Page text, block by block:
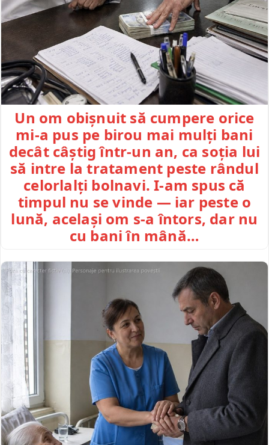
Un om obișnuit să cumpere orice
mi-a pus pe birou mai mulți bani
decât câștig într-un an, ca soția lui
să intre la tratament peste rândul
celorlalți bolnavi. I-am spus că
timpul nu se vinde — iar peste o
lună, același om s-a întors, dar nu
cu bani în mână…